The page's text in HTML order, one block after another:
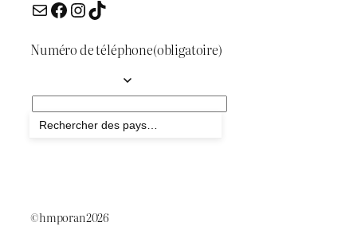
E-mail Facebook InstagramTikTok
Numéro de téléphone(obligatoire)
Envoyer
©hmporan2026